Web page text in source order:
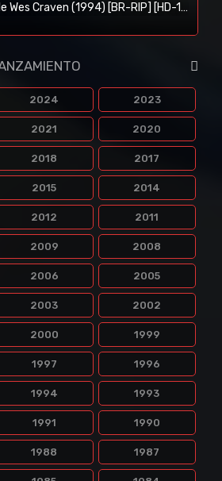
La nueva pesadilla de Wes Craven (1994) [BR-RIP] [HD-1080p]
2024 2023
2021 2020
2018 2017
2015 2014
2012 2011
2009 2008
2006 2005
2003 2002
2000 1999
1997 1996
1994 1993
1991 1990
1988 1987